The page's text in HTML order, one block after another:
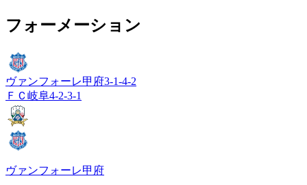
フォーメーション
ヴァンフォーレ甲府3-1-4-2
ＦＣ岐阜4-2-3-1
ヴァンフォーレ甲府